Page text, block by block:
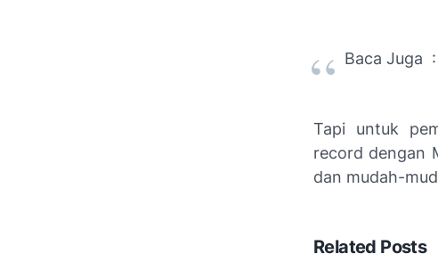
Baca Juga :
Tapi untuk
record dengan
dan mudah-
Related Posts